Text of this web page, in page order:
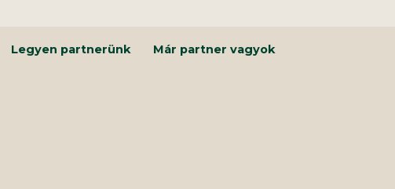
tartalomba
Legyen partnerünk Már partner vagyok